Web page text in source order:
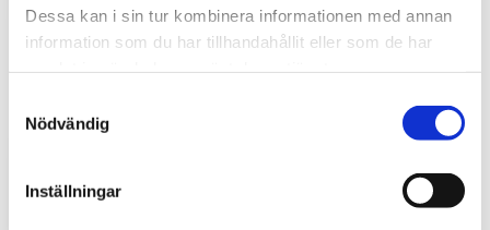
Dessa kan i sin tur kombinera informationen med annan
information som du har tillhandahållit eller som de har
Nödvändig
Inställningar
entreprenadmaskin?
bara utseende. Rätt matta skyddar originalgolvet mot
slitage, förenklar rengöringen och bidrar till...